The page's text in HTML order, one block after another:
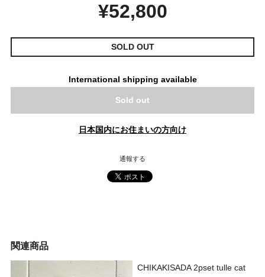
¥52,800
SOLD OUT
International shipping available
Sold out
日本国内にお住まいの方向け
通報する
関連商品
CHIKAKISADA 2pset tulle cat